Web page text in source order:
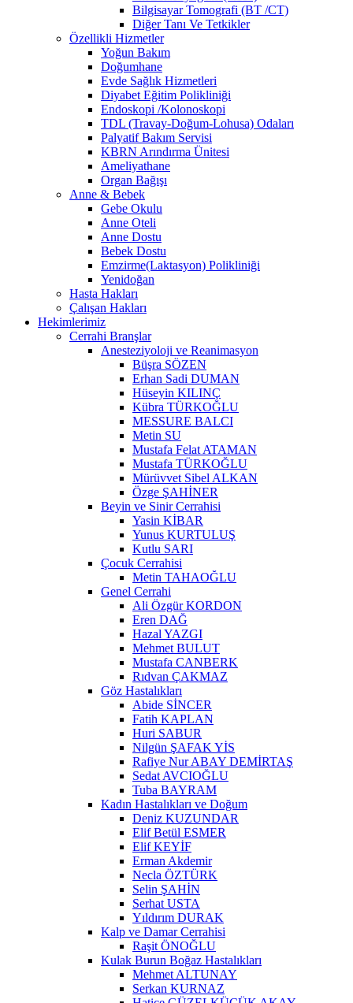
Bilgisayar Tomografi (BT /CT)
Diğer Tanı Ve Tetkikler
Özellikli Hizmetler
Yoğun Bakım
Doğumhane
Evde Sağlık Hizmetleri
Diyabet Eğitim Polikliniği
Endoskopi /Kolonoskopi
TDL (Travay-Doğum-Lohusa) Odaları
Palyatif Bakım Servisi
KBRN Arındırma Ünitesi
Ameliyathane
Organ Bağışı
Anne & Bebek
Gebe Okulu
Anne Oteli
Anne Dostu
Bebek Dostu
Emzirme(Laktasyon) Polikliniği
Yenidoğan
Hasta Hakları
Çalışan Hakları
Hekimlerimiz
Cerrahi Branşlar
Anesteziyoloji ve Reanimasyon
Büşra SÖZEN
Erhan Sadi DUMAN
Hüseyin KILINÇ
Kübra TÜRKOĞLU
MESSURE BALCI
Metin SU
Mustafa Felat ATAMAN
Mustafa TÜRKOĞLU
Mürüvvet Sibel ALKAN
Özge ŞAHİNER
Beyin ve Sinir Cerrahisi
Yasin KİBAR
Yunus KURTULUŞ
Kutlu SARI
Çocuk Cerrahisi
Metin TAHAOĞLU
Genel Cerrahi
Ali Özgür KORDON
Eren DAĞ
Hazal YAZGI
Mehmet BULUT
Mustafa CANBERK
Rıdvan ÇAKMAZ
Göz Hastalıkları
Abide SİNCER
Fatih KAPLAN
Huri SABUR
Nilgün ŞAFAK YİS
Rafiye Nur ABAY DEMİRTAŞ
Sedat AVCIOĞLU
Tuba BAYRAM
Kadın Hastalıkları ve Doğum
Deniz KUZUNDAR
Elif Betül ESMER
Elif KEYİF
Erman Akdemir
Necla ÖZTÜRK
Selin ŞAHİN
Serhat USTA
Yıldırım DURAK
Kalp ve Damar Cerrahisi
Raşit ÖNOĞLU
Kulak Burun Boğaz Hastalıkları
Mehmet ALTUNAY
Serkan KURNAZ